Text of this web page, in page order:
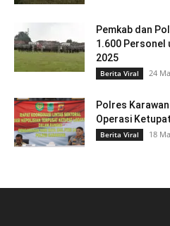
Pemkab dan
1.600 Personel
2025
Berita Viral 24
Polres
Operasi
Berita Viral 18